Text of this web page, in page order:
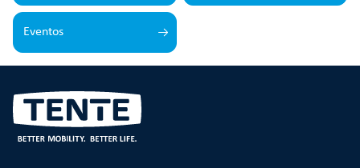
Eventos